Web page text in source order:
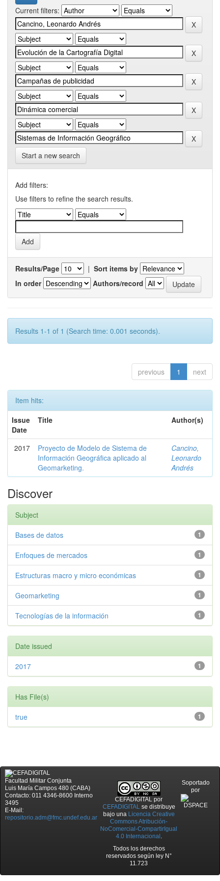
Current filters:
Start a new search
Add filters:
Use filters to refine the search results.
Results/Page | Sort items by
In order
Authors/record
Results 1-1 of 1 (Search time: 0.001 seconds).
previous 1 next
Item hits:
Issue
Date
Title Author(s)
2017
Proyecto de Modelo de Sistema de
Información Geográfica aplicado al
Geomarketing.
Cancino,
Leonardo
Andrés
Discover
Subject
1
Bases de datos
1
Enfoques de mercados
1
Estructuras macro y micro económicas
1
Geomarketing
1
Tecnologías de la información
Date issued
1
2017
Has File(s)
1
true
Facultad Militar Conjunta
Luis María Campos 480 (CABA)
Contacto: 011 4346-8600 Interno
3495
E-Mail:
repositorio.adm@fmc.undef.edu.ar
CEFADIGITAL por
CEFADIGITALse distribuye
bajo una Licencia Creative
Commons Atribución-
NoComercial-CompartirIgual
4.0 Internacional .
Todos los derechos
reservados según ley N°
11.723
Soportado
por